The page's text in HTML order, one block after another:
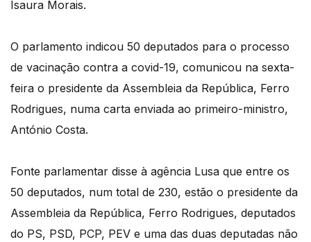
Isaura Morais.
O parlamento indicou 50 deputados para o processo
de vacinação contra a covid-19, comunicou na sexta-
feira o presidente da Assembleia da República, Ferro
Rodrigues, numa carta enviada ao primeiro-ministro,
António Costa.
Fonte parlamentar disse à agência Lusa que entre os
50 deputados, num total de 230, estão o presidente da
Assembleia da República, Ferro Rodrigues, deputados
do PS, PSD, PCP, PEV e uma das duas deputadas não